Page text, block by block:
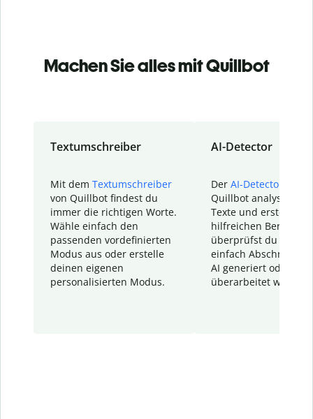
Machen Sie alles mit Quillbot
Textumschreiber
Mit dem Textumschreiber
von Quillbot findest du
immer die richtigen Worte.
Wähle einfach den
passenden vordefinierten
Modus aus oder erstelle
deinen eigenen
personalisierten Modus.
AI-Detector
Der AI-Detector
Quillbot analysiert
Texte und erstellt
hilfreichen Bericht.
überprüfst du
einfach Abschnitte,
AI generiert oder
überarbeitet wurden.